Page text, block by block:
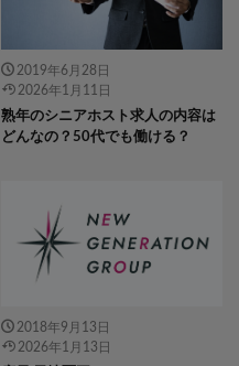
2019年6月28日
2026年1月11日
熟年のシニアホスト求人の内容は
どんなの？50代でも働ける？
image" alt="" />
2018年9月13日
2026年1月13日